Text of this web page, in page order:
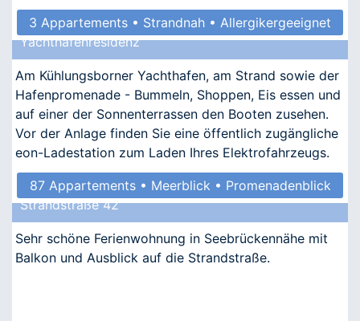
3 Appartements • Strandnah • Allergikergeeignet
Yachthafenresidenz
Am Kühlungsborner Yachthafen, am Strand sowie der
Hafenpromenade - Bummeln, Shoppen, Eis essen und
auf einer der Sonnenterrassen den Booten zusehen.
Vor der Anlage finden Sie eine öffentlich zugängliche
eon-Ladestation zum Laden Ihres Elektrofahrzeugs.
87 Appartements • Meerblick • Promenadenblick
• Kindgerecht • Barrierefrei
Strandstraße 42
Sehr schöne Ferienwohnung in Seebrückennähe mit
Balkon und Ausblick auf die Strandstraße.